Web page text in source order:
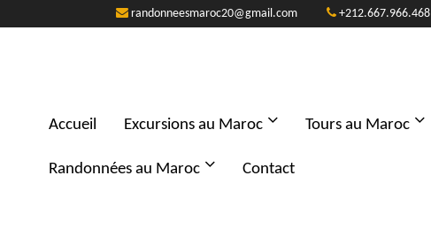
randonneesmaroc20@gmail.com +212.667.966.468
Accueil Excursions au Maroc Tours au Maroc
Randonnées au Maroc Contact